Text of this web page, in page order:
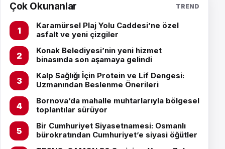
Çok Okunanlar TREND
Karamürsel Plaj Yolu Caddesi’ne özel
asfalt ve yeni çizgiler
Konak Belediyesi’nin yeni hizmet
binasında son aşamaya gelindi
Kalp Sağlığı İçin Protein ve Lif Dengesi:
Uzmanından Beslenme Önerileri
Bornova’da mahalle muhtarlarıyla bölgesel
toplantılar sürüyor
Bir Cumhuriyet Siyasetnamesi: Osmanlı
bürokratından Cumhuriyet’e siyasi öğütler